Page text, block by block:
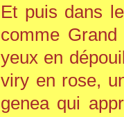
Et puis dans
comme
yeux en
viry en rose,
genea qui